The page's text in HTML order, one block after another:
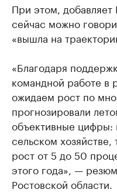
При этом, добавляет
сейчас можно
«вышла на
«Благодаря
командной работе в
ожидаем рост по
прогнозировали
объективные цифры:
сельском
рост от 5 до 50
этого года», —
Ростовской области.